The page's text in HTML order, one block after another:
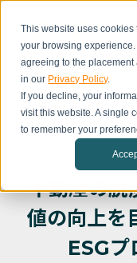
This website uses
your browsing experience.
agreeing to the
in our Privacy Policy.
If you decline, your
visit this website. A single
to remember your
不動産の脱
値の向上を
ESGプ